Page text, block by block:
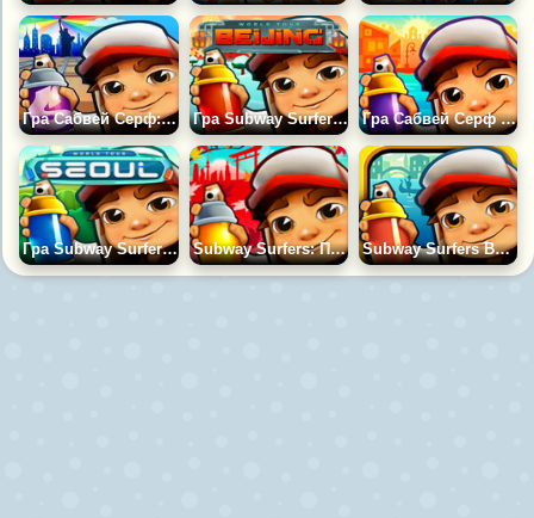
Гра Сабвей Серф: Нью-Йорк 2023 Гра Subway Surfers Пекін 2020 - Beijing Гра Сабвей Серф Буенос Айрес
Гра Subway Surfers Сеул Subway Surfers: Північний Полюс Subway Surfers Венеція